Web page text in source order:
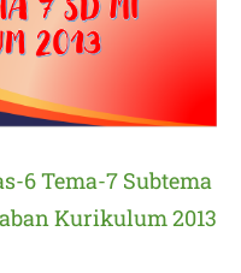
6 Tema-7 Subtema
Kurikulum 2013